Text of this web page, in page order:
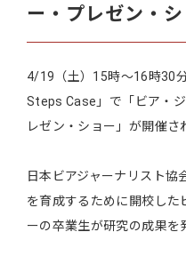
ー・プレゼン・
4/19（土）15時～16時30
Steps Case」で「ビア・
レゼン・ショー」が開催さ
日本ビアジャーナリスト協
を育成するために開校した
ーの卒業生が研究の成果を